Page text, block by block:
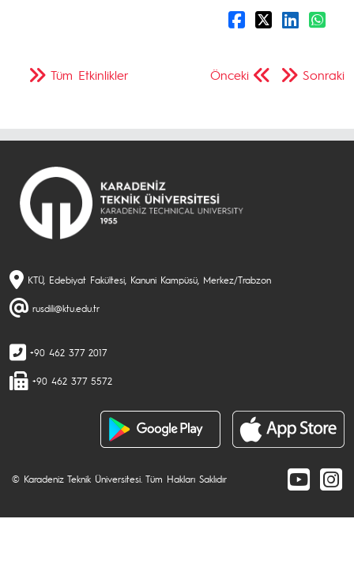
Önceki Sonraki
Tüm Etkinlikler
KTÜ, Edebiyat Fakültesi, Kanuni Kampüsü, Merkez/Trabzon
rusdili@ktu.edu.tr
+90 462 377 2017
+90 462 377 5572
© Karadeniz Teknik Üniversitesi. Tüm Hakları Saklıdır